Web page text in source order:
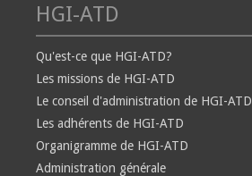
HGI-ATD
Qu'est-ce que HGI-ATD?
Les missions de HGI-ATD
Le conseil d'administration de HGI-ATD
Les adhérents de HGI-ATD
Organigramme de HGI-ATD
Administration générale